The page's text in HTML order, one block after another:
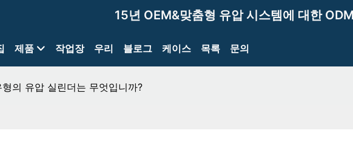
15년 OEM&맞춤형 유압 시스템에 대한
제품 작업장 우리 블로그 케이스 목록 문의
의 유압 실린더는 무엇입니까?